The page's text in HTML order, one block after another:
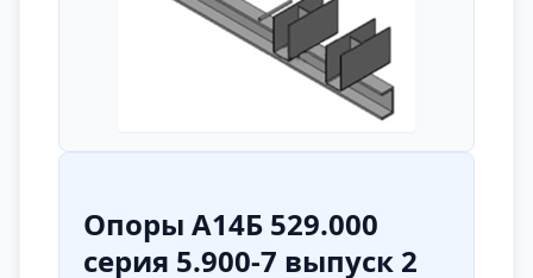
Опоры А14Б 529.000
серия 5.900-7 выпуск 2